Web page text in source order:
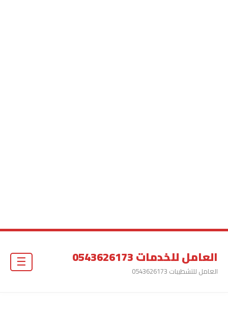
العامل للخدمات 0543626173
العامل للتشطيبات 0543626173